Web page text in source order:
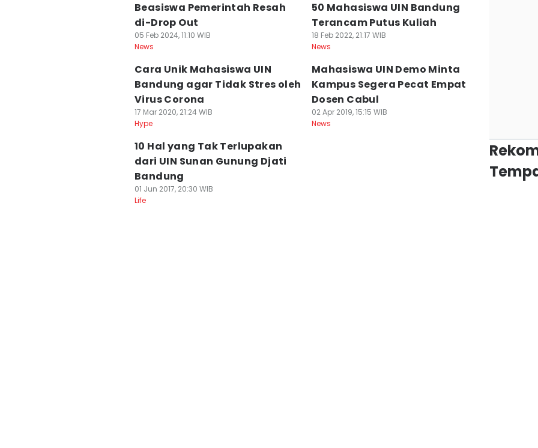
Beasiswa Pemerintah Resah
di-Drop Out
05 Feb 2024, 11:10 WIB
News
50 Mahasiswa UIN Bandung
Terancam Putus Kuliah
18 Feb 2022, 21:17 WIB
News
Cara Unik Mahasiswa UIN
Bandung agar Tidak Stres oleh
Virus Corona
17 Mar 2020, 21:24 WIB
Hype
Mahasiswa UIN Demo Minta
Kampus Segera Pecat Empat
Dosen Cabul
02 Apr 2019, 15:15 WIB
News
10 Hal yang Tak Terlupakan
dari UIN Sunan Gunung Djati
Bandung
01 Jun 2017, 20:30 WIB
Life